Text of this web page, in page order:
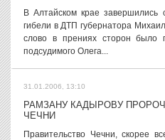
В Алтайском крае
гибели в ДТП губернатора
слово в прениях сторон было
подсудимого Олега...
31.01.2006, 13:10
РАМЗАНУ КАДЫРОВУ
ЧЕЧНИ
Правительство Чечни, скорее